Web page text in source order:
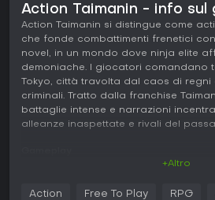
Action Taimanin - info sul
Action Taimanin si distingue come
che fonde combattimenti frenetici
novel, in un mondo dove ninja elite
demoniache. I giocatori comandano
Tokyo, città travolta dal caos di
criminali. Tratto dalla franchise
battaglie intense e narrazioni
alleanze inaspettate e rivali del
+Altro
Action Free To Play RPG